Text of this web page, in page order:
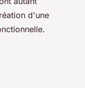
d'une